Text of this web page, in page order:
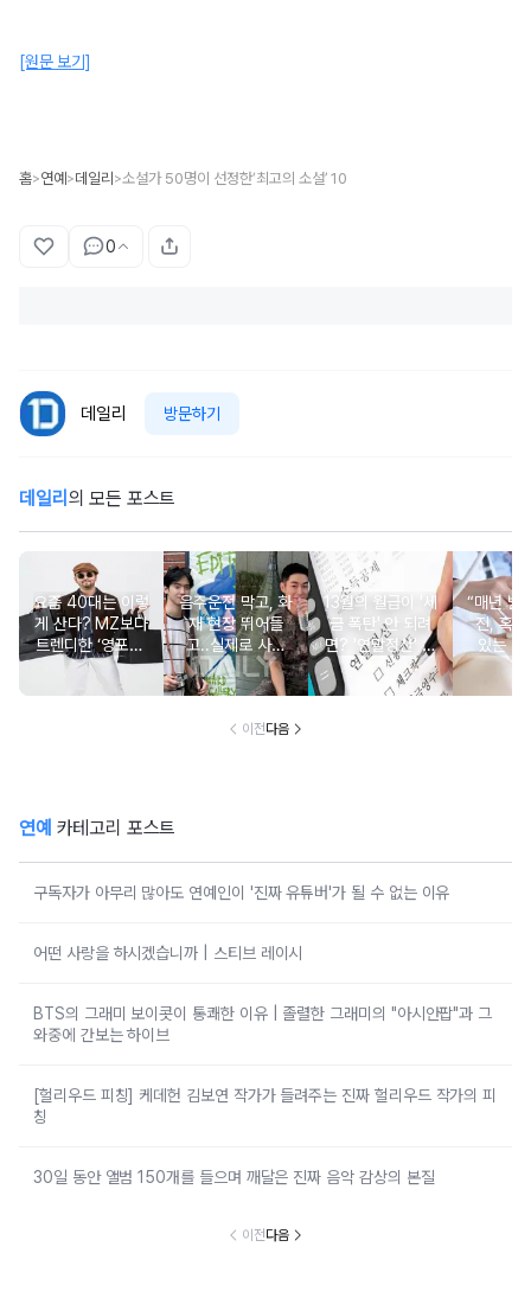
[원문 보기]
홈>연예 >데일리 >소설가 50명이 선정한‘최고의 소설’ 10
0
데일리 방문하기
데일리 의 모든 포스트
요즘 40대는 이렇
게 산다? MZ보다
트렌디한 ‘영포티’
분석
음주운전 막고, 화
재 현장 뛰어들
고..실제로 사람
구한 연예인 10
13월의 월급이 '세
금 폭탄' 안 되려
면? '연말정산' 핵
심 꿀팁 A to Z
“매년 받
진, 혹시
있는 건
요?”
이전다음
연예 카테고리 포스트
구독자가 아무리 많아도 연예인이 '진짜 유튜버'가 될 수 없는 이유
어떤 사랑을 하시겠습니까 | 스티브 레이시
BTS의 그래미 보이콧이 통쾌한 이유 | 졸렬한 그래미의 "아시안팝"과 그
와중에 간보는 하이브
[헐리우드 피칭] 케데헌 김보연 작가가 들려주는 진짜 헐리우드 작가의 피
칭
30일 동안 앨범 150개를 들으며 깨달은 진짜 음악 감상의 본질
이전다음